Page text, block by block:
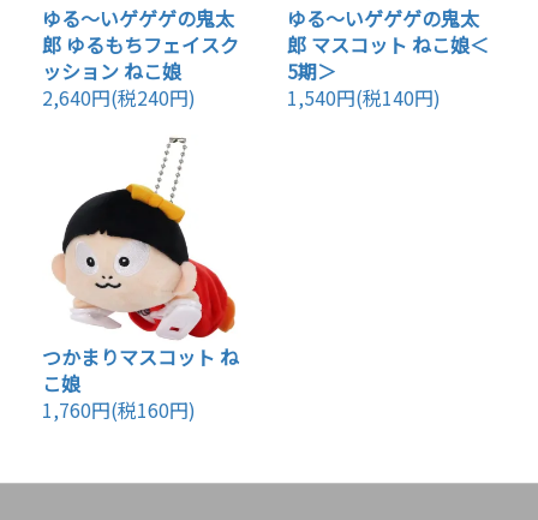
ゆる～いゲゲゲの鬼太
郎 ゆるもちフェイスク
ッション ねこ娘
2,640円(税240円)
ゆる～いゲゲゲの鬼太
郎 マスコット ねこ娘＜
5期＞
1,540円(税140円)
つかまりマスコット ね
こ娘
1,760円(税160円)